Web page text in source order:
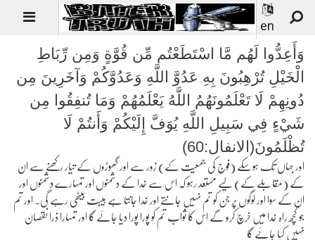
en
وَأَعِدُّوا لَهُم مَّا اسْتَطَعْتُم مِّن قُوَّةٍ وَمِن رِّبَاطِ
الْخَيْلِ تُرْهِبُونَ بِهِ عَدُوَّ اللَّهِ وَعَدُوَّكُمْ وَآخَرِينَ مِن
دُونِهِمْ لَا تَعْلَمُونَهُمُ اللَّهُ يَعْلَمُهُمْ وَمَا تُنفِقُوا مِن
شَيْءٍ فِي سَبِيلِ اللَّهِ يُوَفَّ إِلَيْكُمْ وَأَنتُمْ لَا
تُظْلَمُونَ(الانفال:60)
اور جہاں تک ہوسکے (فوج کی جمعیت کے) زور سے اور گھوڑوں کے تیار رکھنے سے ان
کے (مقابلے کے) لیے مستعد رہو کہ اس سے خدا کے دشمنوں اور تمہارے دشمنوں اور
ان کے سوا اور لوگوں پر جن کو تم نہیں جانتے اور خدا جانتا ہے ہیبت بیٹھی رہے گی۔ اور تم
جو کچھ راہ خدا میں خرچ کرو گے اس کا ثواب تم کو پورا پورا دیا جائے گا اور تمہارا ذرا نقصان
نہیں کیا جائے گا